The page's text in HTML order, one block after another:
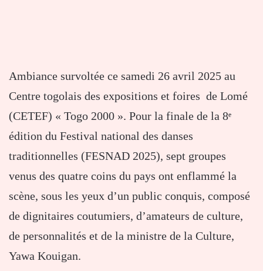
Ambiance survoltée ce samedi 26 avril 2025 au
Centre togolais des expositions et foires de Lomé
(CETEF) « Togo 2000 ». Pour la finale de la 8ᵉ
édition du Festival national des danses
traditionnelles (FESNAD 2025), sept groupes
venus des quatre coins du pays ont enflammé la
scène, sous les yeux d’un public conquis, composé
de dignitaires coutumiers, d’amateurs de culture,
de personnalités et de la ministre de la Culture,
Yawa Kouigan.